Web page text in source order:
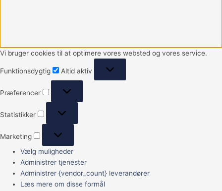
Vi bruger cookies til at optimere vores websted og vores service.
Funktionsdygtig Altid aktiv
Præferencer
Statistikker
Marketing
Vælg muligheder
Administrer tjenester
Administrer {vendor_count} leverandører
Læs mere om disse formål